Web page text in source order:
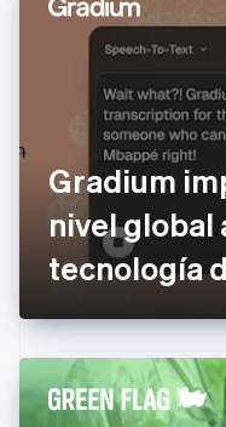
Gradium
nivel global
tecnología
Chipre
English
Croacia
EnglishItaliano
Dinamarca
English
Emiratos Árabes
English
Eslovaquia
English
Eslovenia
España
Estados Unidos
EnglishEspañol 简体中文
Estonia